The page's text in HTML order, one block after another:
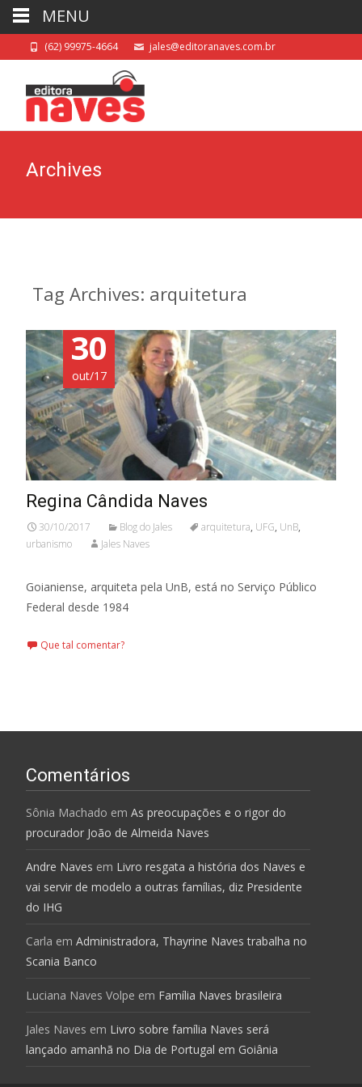
(62) 99975-4664 jales@editoranaves.com.br
Archives
Tag Archives: arquitetura
30
out/17
Regina Cândida Naves
30/10/2017 Blog do Jales arquitetura, UFG, UnB,
urbanismo
Jales Naves
Goianiense, arquiteta pela UnB, está no Serviço Público
Federal desde 1984
Que tal comentar?
Comentários
Sônia Machado em As preocupações e o rigor do
procurador João de Almeida Naves
Andre Naves em Livro resgata a história dos Naves e
vai servir de modelo a outras famílias, diz Presidente
do IHG
Carla em Administradora, Thayrine Naves trabalha no
Scania Banco
Luciana Naves Volpe em Família Naves brasileira
Jales Naves em Livro sobre família Naves será
lançado amanhã no Dia de Portugal em Goiânia
MENU